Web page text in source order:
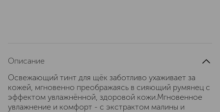
Описание
Освежающий тинт для щёк заботливо ухаживает за
кожей, мгновенно преображаясь в сияющий румянец с
эффектом увлажнённой, здоровой кожи.Мгновенное
увлажнение и комфорт - с экстрактом малины и